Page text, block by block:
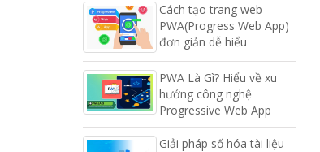
Cách tạo trang web
PWA(Progress Web App)
đơn giản dễ hiểu
PWA Là Gì? Hiểu về xu
hướng công nghệ
Progressive Web App
Giải pháp số hóa tài liệu